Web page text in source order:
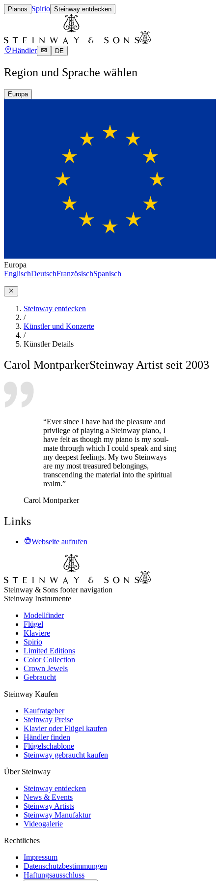
Pianos Spirio Steinway entdecken
Händler DE
Region und Sprache wählen
Europa
Europa
EnglischDeutschFranzösischSpanisch
Steinway entdecken
/
Künstler und Konzerte
/
Künstler Details
Carol MontparkerSteinway Artist seit 2003
“Ever since I have had the pleasure and
privilege of playing a Steinway piano, I
have felt as though my piano is my soul-
mate through which I could speak and sing
my deepest feelings. My two Steinways
are my most treasured belongings,
transcending the material into the spiritual
realm.”
Carol Montparker
Links
Webseite aufrufen
Steinway & Sons footer navigation
Steinway Instrumente
Modellfinder
Flügel
Klaviere
Spirio
Limited Editions
Color Collection
Crown Jewels
Gebraucht
Steinway Kaufen
Kaufratgeber
Steinway Preise
Klavier oder Flügel kaufen
Händler finden
Flügelschablone
Steinway gebraucht kaufen
Über Steinway
Steinway entdecken
News & Events
Steinway Artists
Steinway Manufaktur
Videogalerie
Rechtliches
Impressum
Datenschutzbestimmungen
Haftungsausschluss